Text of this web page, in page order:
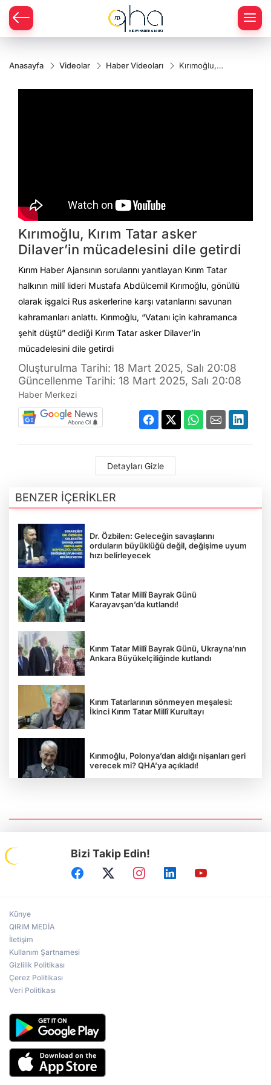
Anasayfa Videolar Haber Videoları
Kırımoğlu,
Kırımoğlu, Kırım Tatar asker
Dilaver’in mücadelesini dile getirdi
Kırım Haber Ajansının sorularını yanıtlayan Kırım Tatar
halkının millî lideri Mustafa Abdülcemil Kırımoğlu, gönüllü
olarak işgalci Rus askerlerine karşı vatanlarını savunan
kahramanları anlattı. Kırımoğlu, “Vatanı için kahramanca
şehit düştü” dediği Kırım Tatar asker Dilaver’in
mücadelesini dile getirdi
Oluşturulma Tarihi: 18 Mart 2025, Salı 20:08
Güncellenme Tarihi: 18 Mart 2025, Salı 20:08
Haber Merkezi
Detayları Gizle
BENZER İÇERİKLER
Dr. Özbilen: Geleceğin savaşlarını
orduların büyüklüğü değil, değişime uyum
hızı belirleyecek
Kırım Tatar Millî Bayrak Günü
Karayavşan’da kutlandı!
Kırım Tatar Millî Bayrak Günü, Ukrayna’nın
Ankara Büyükelçiliğinde kutlandı
Kırım Tatarlarının sönmeyen meşalesi:
İkinci Kırım Tatar Millî Kurultayı
Kırımoğlu, Polonya’dan aldığı nişanları geri
verecek mi? QHA’ya açıkladı!
Prof.Dr. Ruhi Ersoy: Kırım, sürgün ve
Sovyet zulmünün sembolü oldu
Ankara'da ele alındı
Bizi Takip Edin!
Künye
QIRIM MEDİA
İletişim
Kullanım Şartnamesi
Gizlilik Politikası
Çerez Politikası
Veri Politikası